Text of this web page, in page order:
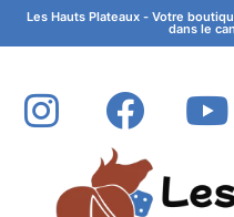
Les Hauts Plateaux - Votre
dans le